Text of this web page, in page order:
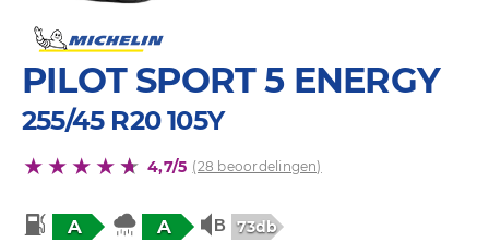
PILOT SPORT 5 ENERGY
255/45 R20 105Y
4,7/5 (28 beoordelingen)
A A 73db